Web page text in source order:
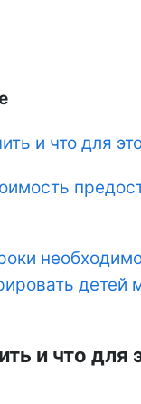
и что для
детей
и что для